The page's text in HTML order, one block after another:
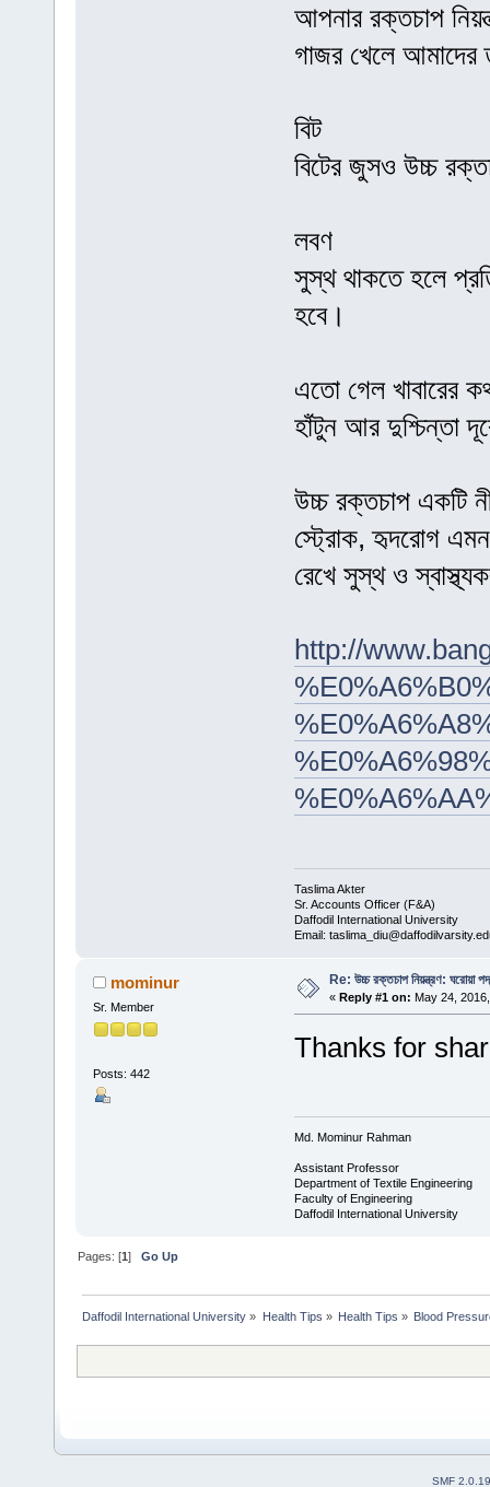
আপনার রক্তচাপ
গাজর খেলে
বিট
বিটের জুসও উচ্চ
লবণ
সুস্থ থাকতে হলে
হবে।
এতো গেল খাবারের
হাঁটুন আর দুশ্চিন্তা
উচ্চ রক্তচাপ একটি
স্ট্রোক, হৃদরোগ
রেখে সুস্থ ও
http://
Taslima Akter
Sr. Accounts Officer (F&A)
Daffodil International University
Email:
mominur
Sr. Member
Posts: 442
Re: উচ্চ রক্তচাপ নিয়ন্ত্রণ: ঘরোয়া
« Reply #1 on: May 24,
Thanks for
Md. Mominur Rahman
Assistant Professor
Department of Textile Engineering
Faculty of Engineering
Daffodil International University
Pages: [1]Go Up
Daffodil International University » Health Tips » Health Tips » Blood
SMF 2.0.19